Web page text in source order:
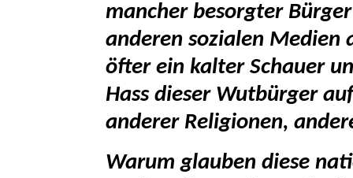
mancher besorgter
anderen sozialen Medien
öfter ein kalter Schauer
Hass dieser Wutbürger
anderer Religionen,
Warum glauben diese